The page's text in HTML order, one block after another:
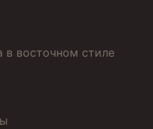
восточном стиле